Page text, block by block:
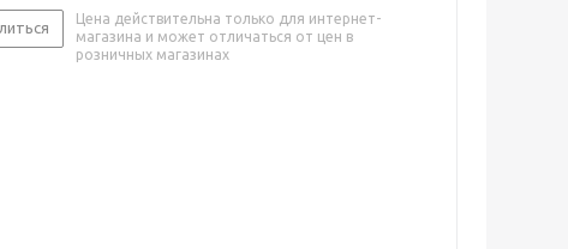
Цена действительна только для интернет-
магазина и может отличаться от цен в
розничных магазинах